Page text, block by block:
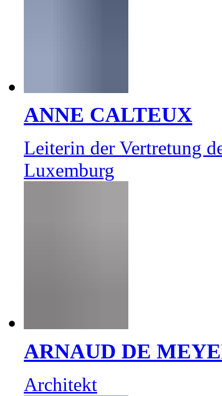
ANNE CALTEUX
Leiterin der Vertretung
Luxemburg
ARNAUD DE
Architekt